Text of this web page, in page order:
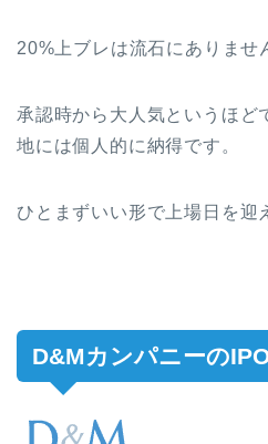
20%上ブレは流石にありませ
承認時から大人気というほど
地には個人的に納得です。
ひとまずいい形で上場日を迎
D&Mカンパニーの